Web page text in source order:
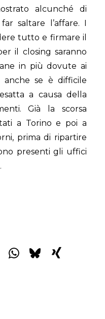
alcunché di
saltare l’affare. I
tutto e firmare il
il closing saranno
in più dovute ai
se è difficile
a causa della
Già la scorsa
a Torino e poi a
prima di ripartire
presenti gli uffici